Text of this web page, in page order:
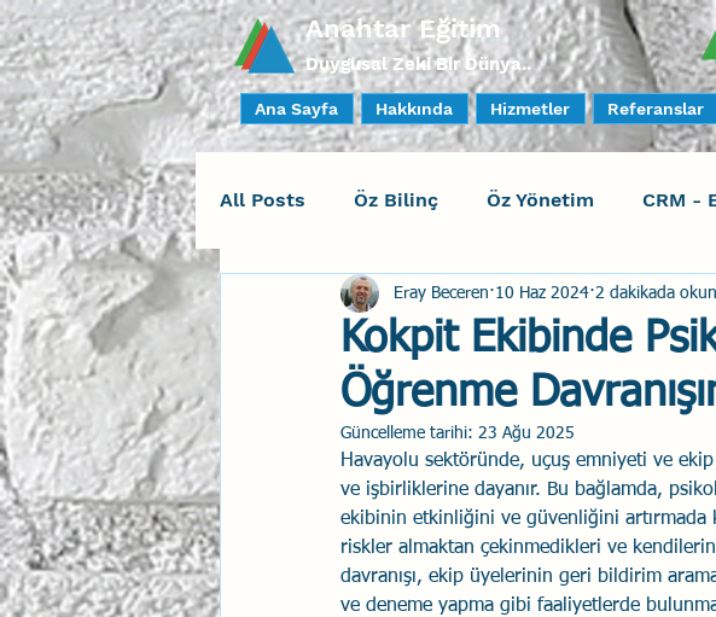
Anahtar Eğitim
Duygusal Zeki Bir Dünya..
Ana Sayfa Hakkında Hizmetler Referanslar
All Posts Öz Bilinç Öz Yönetim CRM -
Sosyal Bilinç İlişki Yönetimi Harrison
Yaratıcı Drama İnsan Faktörleri - Human
Duygusal Zeka Koçluğu Uçak Kazaları
İlişki Yönetimi Sun Tzu Savaş Sanatı
Kokpit Ekibinde
Öğrenme
Eray Beceren 10 Haz 2024 2 dakikada
Güncelleme tarihi: 23 Ağu 2025
Havayolu sektöründe, uçuş emniyeti ve
ve işbirliklerine dayanır. Bu bağlamda,
ekibinin etkinliğini ve güvenliğini
riskler almaktan çekinmedikleri ve
davranışı, ekip üyelerinin geri bildirim
ve deneme yapma gibi faaliyetlerde